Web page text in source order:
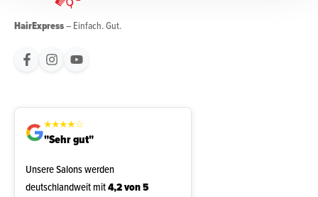
HairExpress– Einfach. Gut.
★★★★☆
"Sehr gut"
Unsere Salons werden
deutschlandweit mit4,2 von 5